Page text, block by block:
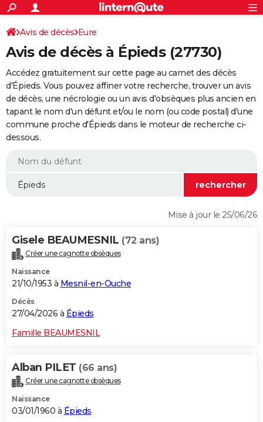
ACTUALITÉS
Politique
Société
Faits Divers
Education
Monde
Villes
+
SPORT
Coupe du monde 2026
Football
Tennis
Cyclisme
Rugby
Forum
Programme TV
TNT
Streaming
Cinéma
Sorties cinéma
Musique
+
FINANCE
Retraite
Epargne
Immobilier
Risques naturels par ville
Assurance
AUTO
Essais
Réserver un essai
Citadines
Berlines
SUV
Forum auto
+
HIGH-TECH
BRICOLAGE
Forum
Aménagement intérieur
Extérieur
Cuisine
Salle de bains
Jardinage
Rangement
WEEK-END
Alimentation
Guide de la santé
Maladies
Médicaments
Sommeil
VOYAGE
Destinations
City break
Voyage nature
Voyage de noces
Forum
Climat
+PHOTO
GUIDES D'ACHAT
Carte de Noël
Carte Bonne année
Carte Saint-Valentin
Carte Pâques
Carte d'anniversaire
DICTIONNAIRE
Dictionnaire
Biographies
Citations
Expressions
Proverbes
PROGRAMME TV
Avis de décès Eure
Avis de décès à Épieds (27730)
Accédez gratuitement sur cette page au carnet des décès
d'Épieds. Vous pouvez affiner votre recherche, trouver un avis
de décès, une nécrologie ou un avis d'obsèques plus ancien en
tapant le nom d'un défunt et/ou le nom (ou code postal) d'une
commune proche d'Épieds dans le moteur de recherche ci-
dessous.
Mise à jour le 25/06/26
Gisele BEAUMESNIL (72 ans)
Créer une cagnotte obsèques
Naissance
21/10/1953 à Mesnil-en-Ouche
Décès
27/04/2026 à Épieds
Famille BEAUMESNIL
Alban PILET (66 ans)
Créer une cagnotte obsèques
Naissance
03/01/1960 à Épieds